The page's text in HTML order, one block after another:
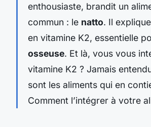
enthousiaste, brandit un
commun : le natto. Il
en vitamine K2, essentielle
osseuse. Et là, vous vous
vitamine K2 ? Jamais
sont les aliments qui en
Comment l’intégrer à votre